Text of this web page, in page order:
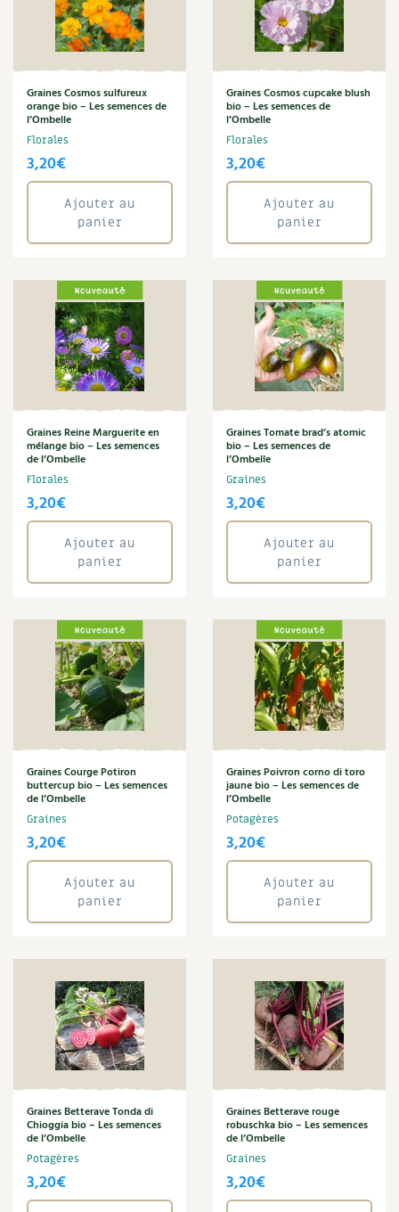
Graines Cosmos sulfureux
orange bio – Les semences de
l’Ombelle
Florales
3,20€
Ajouter au
panier
Graines Cosmos cupcake blush
bio – Les semences de
l’Ombelle
Florales
3,20€
Ajouter au
panier
Graines Reine Marguerite en
mélange bio – Les semences
de l’Ombelle
Florales
3,20€
Ajouter au
panier
Graines Tomate brad’s atomic
bio – Les semences de
l’Ombelle
Graines
3,20€
Ajouter au
panier
Graines Courge Potiron
buttercup bio – Les semences
de l’Ombelle
Graines
3,20€
Ajouter au
panier
Graines Poivron corno di toro
jaune bio – Les semences de
l’Ombelle
Potagères
3,20€
Ajouter au
panier
Graines Betterave Tonda di
Chioggia bio – Les semences
de l’Ombelle
Potagères
3,20€
Graines Betterave rouge
robuschka bio – Les semences
de l’Ombelle
Graines
3,20€